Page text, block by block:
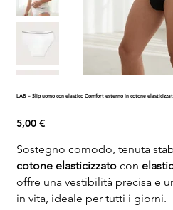
LAB – Slip uomo con elastico Comfort esterno in cotone
Prezzo
5,00 €
Sostegno comodo, tenuta
cotone elasticizzatocon
offre una vestibilità precisa e
in vita, ideale per tutti i giorni.